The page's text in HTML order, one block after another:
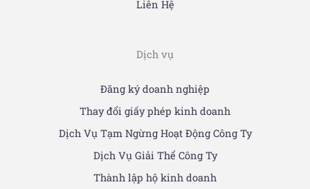
Liên Hệ
Dịch vụ
Đăng ký doanh nghiệp
Thay đổi giấy phép kinh doanh
Dịch Vụ Tạm Ngừng Hoạt Động Công Ty
Dịch Vụ Giải Thể Công Ty
Thành lập hộ kinh doanh